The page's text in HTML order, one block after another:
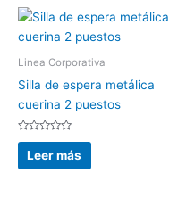
Linea Corporativa
Silla de espera metálica
cuerina 2 puestos
Valorado
con
de
Leer más